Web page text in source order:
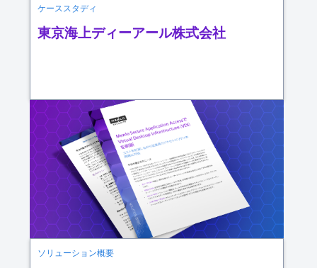
ケーススタディ
東京海上ディーアール株式会社
ソリューション概要